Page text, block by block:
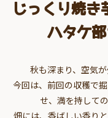
じっくり焼き
ハタケ
秋も深まり、空気
今回は、前回の収穫で
せ、満を持して
畑には、香ばしい香り